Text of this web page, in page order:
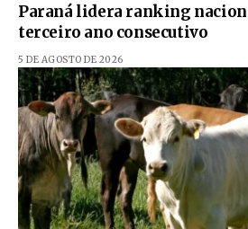
Paraná lidera ranking
terceiro ano consecutivo
5 DE AGOSTO DE 2026